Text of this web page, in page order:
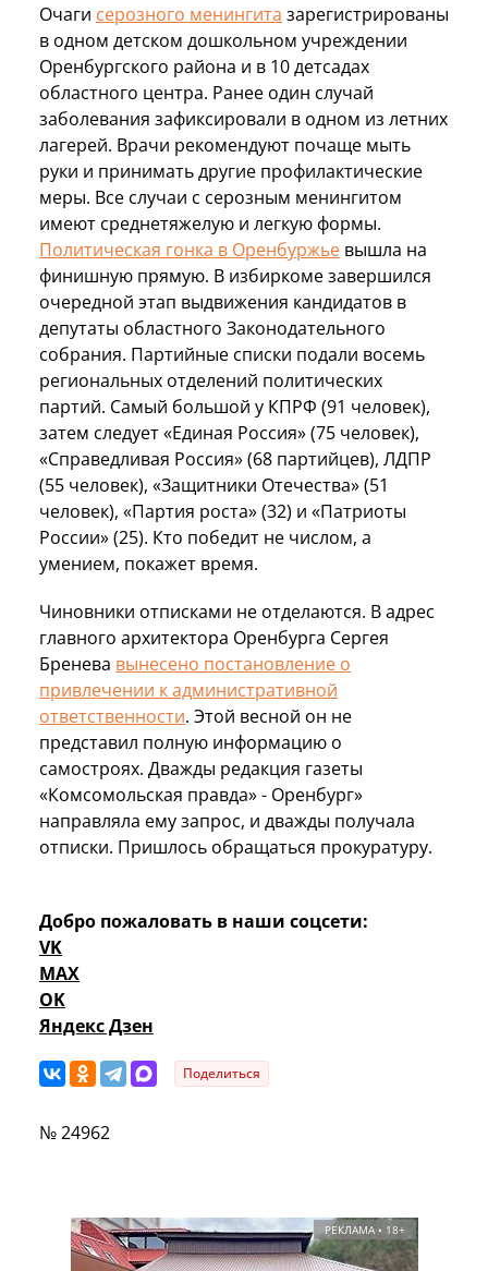
Очаги серозного менингита зарегистрированы
в одном детском дошкольном учреждении
Оренбургского района и в 10 детсадах
областного центра. Ранее один случай
заболевания зафиксировали в одном из летних
лагерей. Врачи рекомендуют почаще мыть
руки и принимать другие профилактические
меры. Все случаи с серозным менингитом
имеют среднетяжелую и легкую формы.
Политическая гонка в Оренбуржье вышла на
финишную прямую. В избиркоме завершился
очередной этап выдвижения кандидатов в
депутаты областного Законодательного
собрания. Партийные списки подали восемь
региональных отделений политических
партий. Самый большой у КПРФ (91 человек),
затем следует «Единая Россия» (75 человек),
«Справедливая Россия» (68 партийцев), ЛДПР
(55 человек), «Защитники Отечества» (51
человек), «Партия роста» (32) и «Патриоты
России» (25). Кто победит не числом, а
умением, покажет время.
Чиновники отписками не отделаются. В адрес
главного архитектора Оренбурга Сергея
Бренева вынесено постановление о
привлечении к административной
ответственности. Этой весной он не
представил полную информацию о
самостроях. Дважды редакция газеты
«Комсомольская правда» - Оренбург»
направляла ему запрос, и дважды получала
отписки. Пришлось обращаться прокуратуру.
Добро пожаловать в наши соцсети:
VK
MAX
OK
Яндекс Дзен
Поделиться
№ 24962
РЕКЛАМА • 18+